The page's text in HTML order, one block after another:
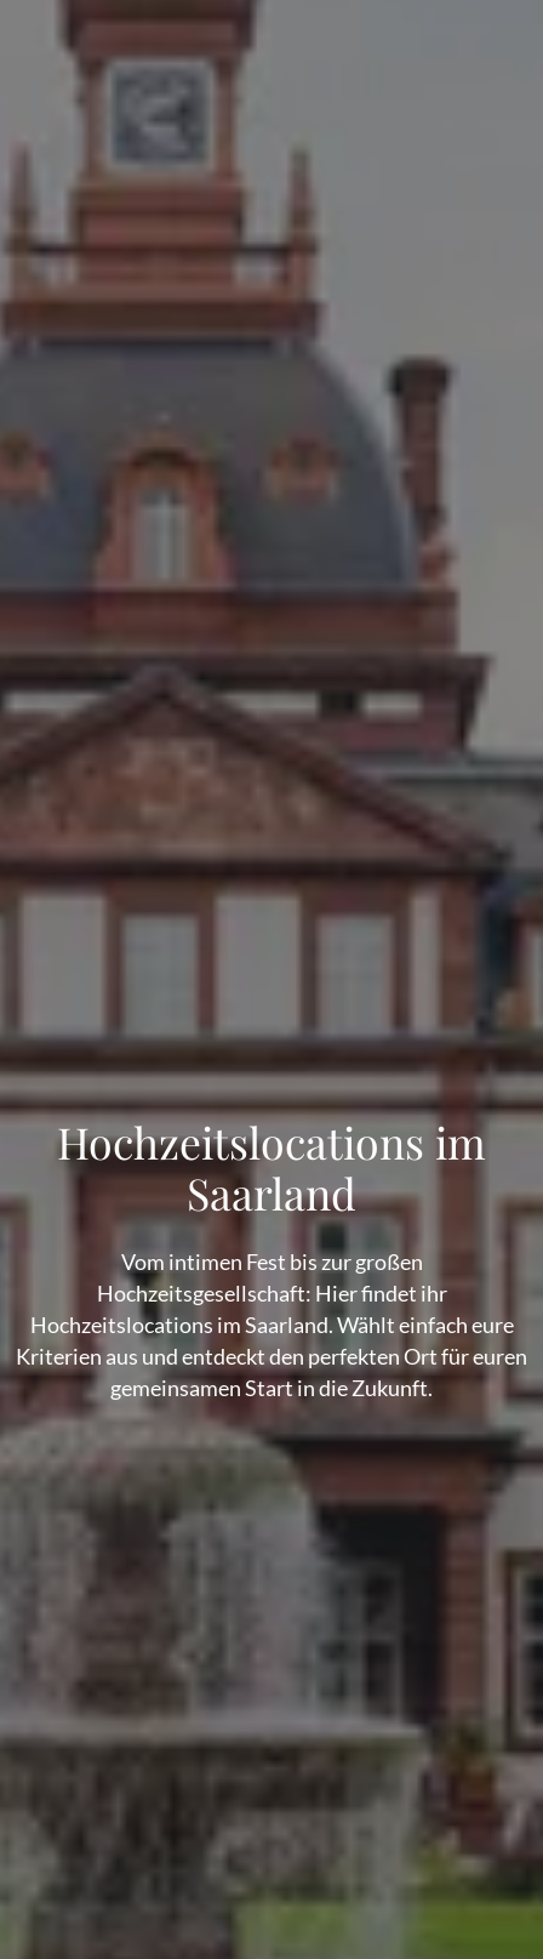
Hochzeitslocations im
Saarland
Vom intimen Fest bis zur großen
Hochzeitsgesellschaft: Hier findet ihr
Hochzeitslocations im Saarland. Wählt einfach eure
Kriterien aus und entdeckt den perfekten Ort für euren
gemeinsamen Start in die Zukunft.